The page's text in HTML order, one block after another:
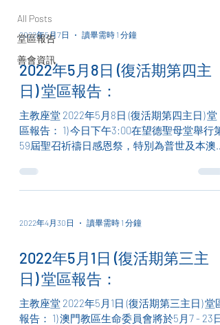
All Posts
堂區報告
善會資訊
2022年5月7日 讀畢需時 1 分鐘
2022年5月8日 (復活期第四主
日) 堂區報告：
主教座堂 2022年5月8日 (復活期第四主日) 堂
區報告： 1) 今日下午3:00在望德聖母堂舉行第
59屆聖召祈禱日感恩祭，特別為普世及本澳
後並向今年慶祝晉鐸、入會或發願之鑽、金、
銀禧紀念的主教、神父、修女們致賀，感謝他
2022年4月30日 讀畢需時 1 分鐘
2022年5月1日 (復活期第三主
日) 堂區報告：
主教座堂 2022年5月1日 (復活期第三主日) 堂區
報告： 1) 澳門教區生命委員會將於5月7 - 23日